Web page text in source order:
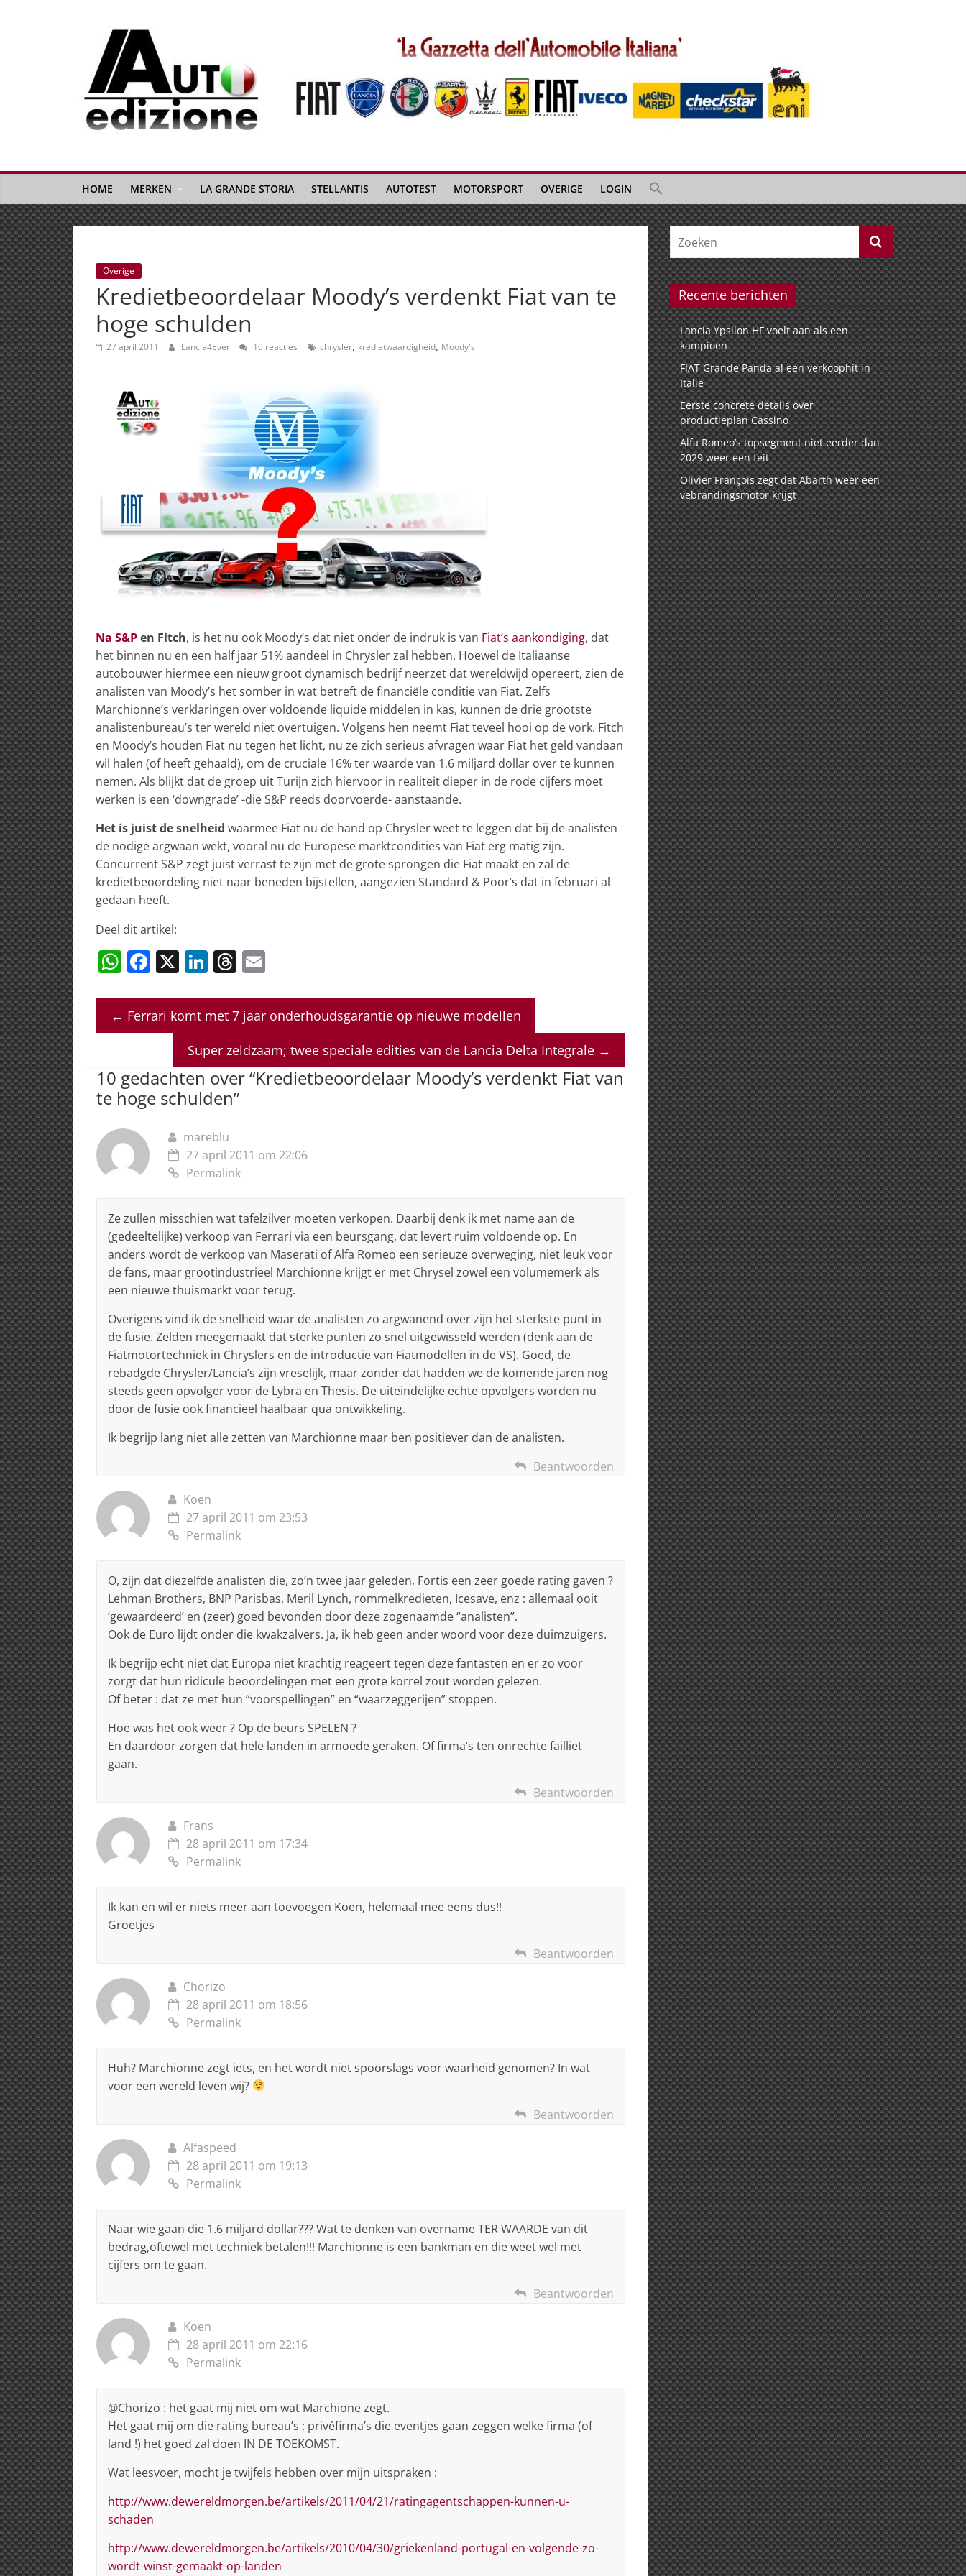
Auto
Edizione
La
Gazetta
dell'Automobile
Italiana
|
Italiaans
autonieuws
&
lifestyle
HOME MERKEN LA GRANDE STORIA STELLANTIS AUTOTEST MOTORSPORT OVERIGE LOGIN
Overige
Kredietbeoordelaar Moody’s verdenkt Fiat van te
hoge schulden
27 april 2011 Lancia4Ever 10 reacties chrysler, kredietwaardigheid, Moody's
Na S&Pen Fitch, is het nu ook Moody’s dat niet onder de indruk is van Fiat’s aankondiging, dat
het binnen nu en een half jaar 51% aandeel in Chrysler zal hebben. Hoewel de Italiaanse
autobouwer hiermee een nieuw groot dynamisch bedrijf neerzet dat wereldwijd opereert, zien de
analisten van Moody’s het somber in wat betreft de financiële conditie van Fiat. Zelfs
Marchionne’s verklaringen over voldoende liquide middelen in kas, kunnen de drie grootste
analistenbureau’s ter wereld niet overtuigen. Volgens hen neemt Fiat teveel hooi op de vork. Fitch
en Moody’s houden Fiat nu tegen het licht, nu ze zich serieus afvragen waar Fiat het geld vandaan
wil halen (of heeft gehaald), om de cruciale 16% ter waarde van 1,6 miljard dollar over te kunnen
nemen. Als blijkt dat de groep uit Turijn zich hiervoor in realiteit dieper in de rode cijfers moet
werken is een ‘downgrade’ -die S&P reeds doorvoerde- aanstaande.
Het is juist de snelheid waarmee Fiat nu de hand op Chrysler weet te leggen dat bij de analisten
de nodige argwaan wekt, vooral nu de Europese marktcondities van Fiat erg matig zijn.
Concurrent S&P zegt juist verrast te zijn met de grote sprongen die Fiat maakt en zal de
kredietbeoordeling niet naar beneden bijstellen, aangezien Standard & Poor’s dat in februari al
gedaan heeft.
Deel dit artikel:
W
at
s
p
p
F
c
e
o
o
X Li
k
e
dI
n
T
re
a
d
s
ai
← Ferrari komt met 7 jaar onderhoudsgarantie op nieuwe modellen
Super zeldzaam; twee speciale edities van de Lancia Delta Integrale →
10 gedachten over “Kredietbeoordelaar Moody’s verdenkt Fiat van
te hoge schulden”
mareblu
27 april 2011 om 22:06
Permalink
Ze zullen misschien wat tafelzilver moeten verkopen. Daarbij denk ik met name aan de
(gedeeltelijke) verkoop van Ferrari via een beursgang, dat levert ruim voldoende op. En
anders wordt de verkoop van Maserati of Alfa Romeo een serieuze overweging, niet leuk voor
de fans, maar grootindustrieel Marchionne krijgt er met Chrysel zowel een volumemerk als
een nieuwe thuismarkt voor terug.
Overigens vind ik de snelheid waar de analisten zo argwanend over zijn het sterkste punt in
de fusie. Zelden meegemaakt dat sterke punten zo snel uitgewisseld werden (denk aan de
Fiatmotortechniek in Chryslers en de introductie van Fiatmodellen in de VS). Goed, de
rebadgde Chrysler/Lancia’s zijn vreselijk, maar zonder dat hadden we de komende jaren nog
steeds geen opvolger voor de Lybra en Thesis. De uiteindelijke echte opvolgers worden nu
door de fusie ook financieel haalbaar qua ontwikkeling.
Ik begrijp lang niet alle zetten van Marchionne maar ben positiever dan de analisten.
Beantwoorden
Koen
27 april 2011 om 23:53
Permalink
O, zijn dat diezelfde analisten die, zo’n twee jaar geleden, Fortis een zeer goede rating gaven ?
Lehman Brothers, BNP Parisbas, Meril Lynch, rommelkredieten, Icesave, enz : allemaal ooit
‘gewaardeerd’ en (zeer) goed bevonden door deze zogenaamde “analisten”.
Ook de Euro lijdt onder die kwakzalvers. Ja, ik heb geen ander woord voor deze duimzuigers.
Ik begrijp echt niet dat Europa niet krachtig reageert tegen deze fantasten en er zo voor
zorgt dat hun ridicule beoordelingen met een grote korrel zout worden gelezen.
Of beter : dat ze met hun “voorspellingen” en “waarzeggerijen” stoppen.
Hoe was het ook weer ? Op de beurs SPELEN ?
En daardoor zorgen dat hele landen in armoede geraken. Of firma’s ten onrechte failliet
gaan.
Beantwoorden
Frans
28 april 2011 om 17:34
Permalink
Ik kan en wil er niets meer aan toevoegen Koen, helemaal mee eens dus!!
Groetjes
Beantwoorden
Chorizo
28 april 2011 om 18:56
Permalink
Huh? Marchionne zegt iets, en het wordt niet spoorslags voor waarheid genomen? In wat
voor een wereld leven wij?
Beantwoorden
Alfaspeed
28 april 2011 om 19:13
Permalink
Naar wie gaan die 1.6 miljard dollar??? Wat te denken van overname TER WAARDE van dit
bedrag,oftewel met techniek betalen!!! Marchionne is een bankman en die weet wel met
cijfers om te gaan.
Beantwoorden
Koen
28 april 2011 om 22:16
Permalink
@Chorizo : het gaat mij niet om wat Marchione zegt.
Het gaat mij om die rating bureau’s : privéfirma’s die eventjes gaan zeggen welke firma (of
land !) het goed zal doen IN DE TOEKOMST.
Wat leesvoer, mocht je twijfels hebben over mijn uitspraken :
http://www.dewereldmorgen.be/artikels/2011/04/21/ratingagentschappen-kunnen-u-
schaden
http://www.dewereldmorgen.be/artikels/2010/04/30/griekenland-portugal-en-volgende-zo-
wordt-winst-gemaakt-op-landen
Recente berichten
Lancia Ypsilon HF voelt aan als een
kampioen
FIAT Grande Panda al een verkoophit in
Italië
Eerste concrete details over
productieplan Cassino
Alfa Romeo’s topsegment niet eerder dan
2029 weer een feit
Olivier François zegt dat Abarth weer een
vebrandingsmotor krijgt